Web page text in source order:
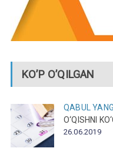
KO’P O’QILGAN
QABUL
O‘QISHNI
26.06.2019